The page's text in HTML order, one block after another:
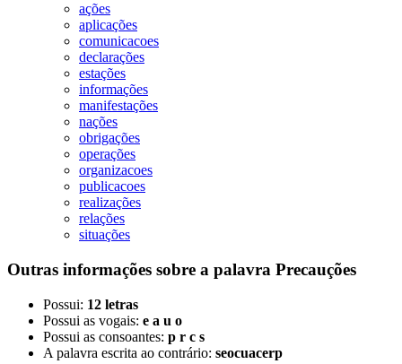
ações
aplicações
comunicacoes
declarações
estações
informações
manifestações
nações
obrigações
operações
organizacoes
publicacoes
realizações
relações
situações
Outras informações sobre a palavra Precauções
Possui: 12 letras
Possui as vogais: e a u o
Possui as consoantes: p r c s
A palavra escrita ao contrário: seocuacerp